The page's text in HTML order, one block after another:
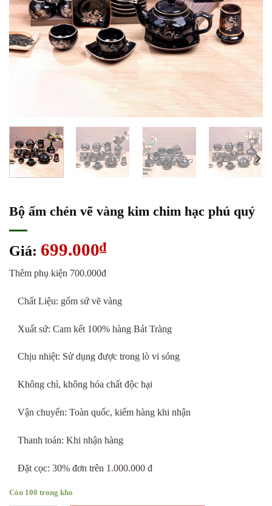
Bộ ấm chén vẽ vàng kim chim hạc phú quý
Giá: 699.000₫
Thêm phụ kiện 700.000đ
Chất Liệu: gốm sứ vẽ vàng
Xuất sứ: Cam kết 100% hàng Bát Tràng
Chịu nhiệt: Sử dụng được trong lò vi sóng
Không chì, không hóa chất độc hại
Vận chuyển: Toàn quốc, kiểm hàng khi nhận
Thanh toán: Khi nhận hàng
Đặt cọc: 30% đơn trên 1.000.000 đ
Còn 100 trong kho